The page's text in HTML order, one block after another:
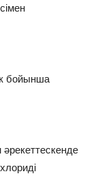
бойынша
әрекеттескенде